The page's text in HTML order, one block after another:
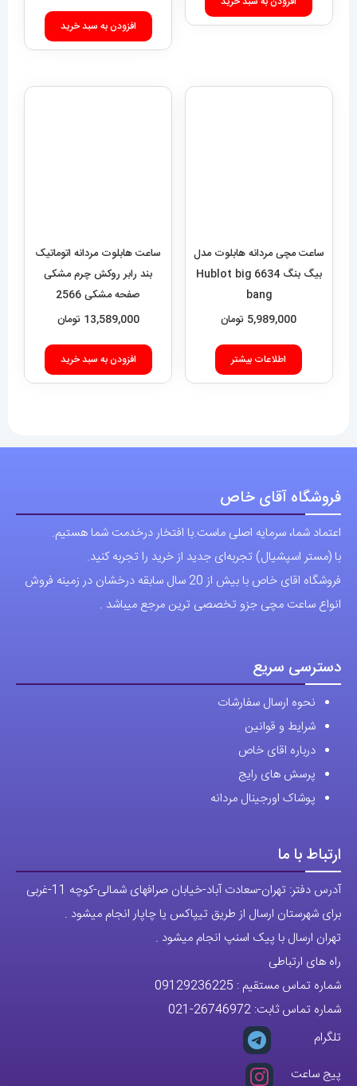
افزودن به سبد خرید
ساعت مچی مردانه هابلوت مدل
بیگ بنگ 6634 Hublot big
bang
5,989,000 تومان
اطلاعات بیشتر
ساعت هابلوت مردانه اتوماتیک
بند رابر روکش چرم مشکی
صفحه مشکی 2566
HUBLOT BIG BANG
13,589,000 تومان
افزودن به سبد خرید
فروشگاه آقای خاص
اعتماد شما، سرمایه اصلی ماست.با افتخار درخدمت شما هستیم.
با (مستر اسپشیال) تجربه‌ای جدید از خرید را تجربه کنید.
فروشگاه اقای خاص با بیش از 20 سال سابقه درخشان در زمینه فروش
انواع ساعت مچی جزو تخصصی ترین مرجع میباشد .
دسترسی سریع
نحوه ارسال سفارشات
شرایط و قوانین
درباره اقای خاص
پرسش های رایج
پوشاک اورجینال مردانه
ارتباط با ما
آدرس دفتر: تهران-سعادت آباد-خیابان صرافهای شمالی-کوچه 11-غربی
برای شهرستان ارسال از طریق تیپاکس یا چاپار انجام میشود .
تهران ارسال با پیک اسنپ انجام میشود .
راه های ارتباطی
شماره تماس مستقیم : 09129236225
شماره تماس ثابت: 26746972
-021
تلگرام
پیج ساعت